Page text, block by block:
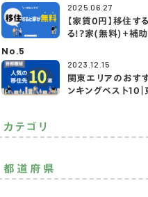
2025.06.27
【家賃0円】移住す
る!?家(無料)＋補
No.5
2023.12.15
関東エリアのおす
ンキングベスト10
カテゴリ
おすすめ その他
都道府県